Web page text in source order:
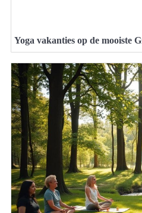
Yoga vakanties op de mooiste